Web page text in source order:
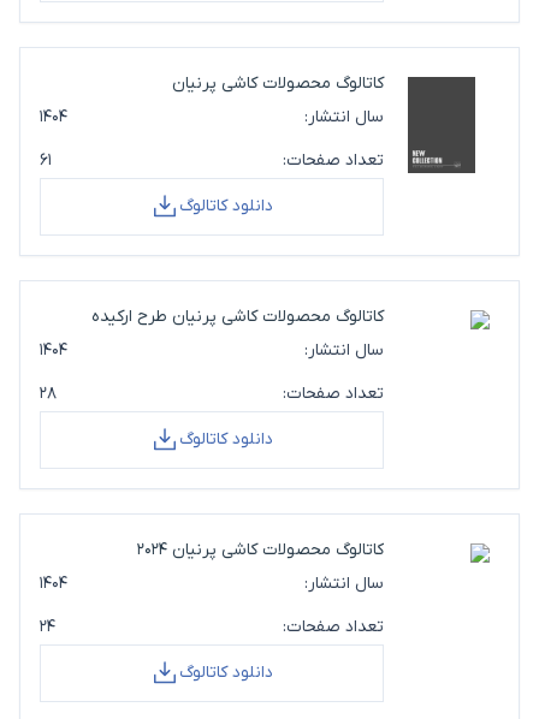
کاتالوگ محصولات کاشی پرنیان
سال انتشار:
۱۴۰۴
تعداد صفحات:
۶۱
دانلود کاتالوگ
کاتالوگ محصولات کاشی پرنیان طرح ارکیده
سال انتشار:
۱۴۰۴
تعداد صفحات:
۲۸
دانلود کاتالوگ
کاتالوگ محصولات کاشی پرنیان 2024
سال انتشار:
۱۴۰۴
تعداد صفحات:
۲۴
دانلود کاتالوگ